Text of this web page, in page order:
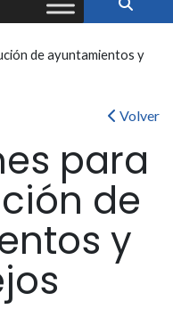
de ayuntamientos y
Volver
para
de
y